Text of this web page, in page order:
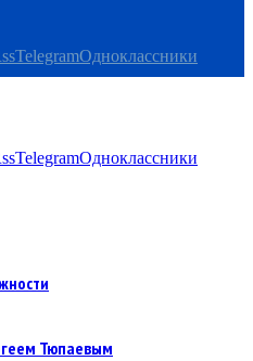
TelegramОдноклассники
TelegramОдноклассники
Тюпаевым